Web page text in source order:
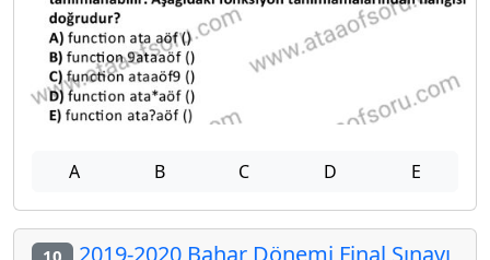
A B C D E